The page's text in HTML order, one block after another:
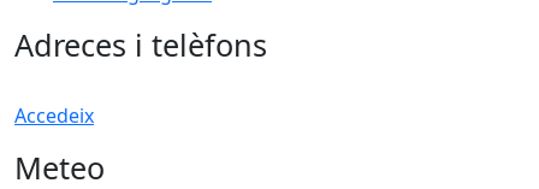
Adreces i telèfons
Accedeix
Meteo